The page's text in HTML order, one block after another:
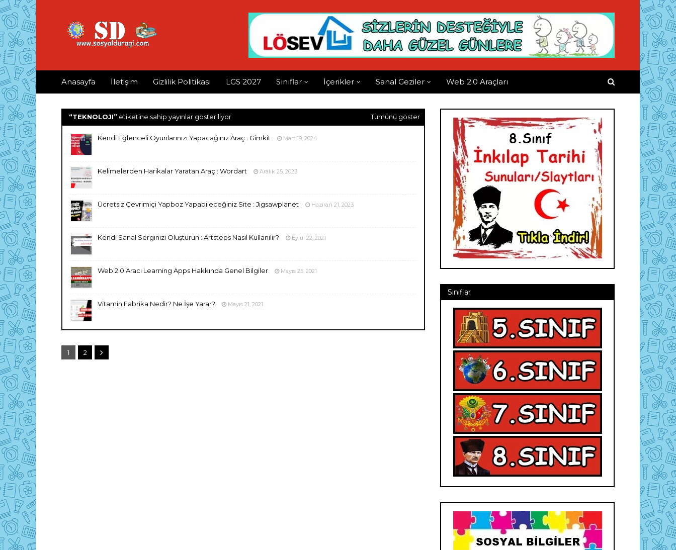
Anasayfa İletişim Gizlilik Politikası LGS 2027 Sınıflar İçerikler Sanal Geziler Web 2.0 Araçları
TEKNOLOJI etiketine sahip yayınlar gösteriliyor Tümünü göster
Kendi Eğlenceli Oyunlarınızı Yapacağınız Araç : Gimkit Mart 19, 2024
Kelimelerden Harikalar Yaratan Araç : Wordart Aralık 25, 2023
Ücretsiz Çevrimiçi Yapboz Yapabileceğiniz Site : Jigsawplanet Haziran 21, 2023
Kendi Sanal Serginizi Oluşturun : Artsteps Nasıl Kullanılır? Eylül 22, 2021
Web 2.0 Aracı Learning Apps Hakkında Genel Bilgiler Mayıs 25, 2021
Vitamin Fabrika Nedir? Ne İşe Yarar? Mayıs 21, 2021
1 2
Sınıflar